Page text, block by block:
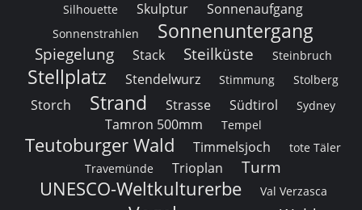
Silhouette
Skulptur Sonnenaufgang
Sonnenstrahlen Sonnenuntergang
Spiegelung Stack Steilküste Steinbruch
Stellplatz Stendelwurz Stimmung Stolberg
Storch Strand Strasse Südtirol Sydney
Tamron 500mm Tempel
Teutoburger Wald Timmelsjoch
tote Täler
Travemünde
Trioplan Turm
UNESCO-Weltkulturerbe
Val Verzasca